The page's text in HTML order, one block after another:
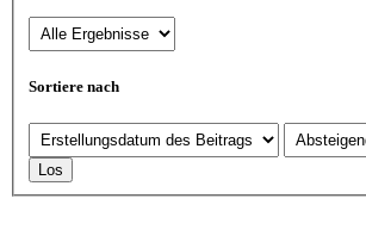
Sortiere nach